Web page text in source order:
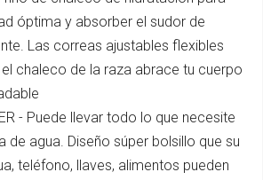
óptima y absorber el sudor de
Las correas ajustables flexibles
chaleco de la raza abrace tu cuerpo
- Puede llevar todo lo que necesite
de agua. Diseño súper bolsillo que su
teléfono, llaves, alimentos pueden